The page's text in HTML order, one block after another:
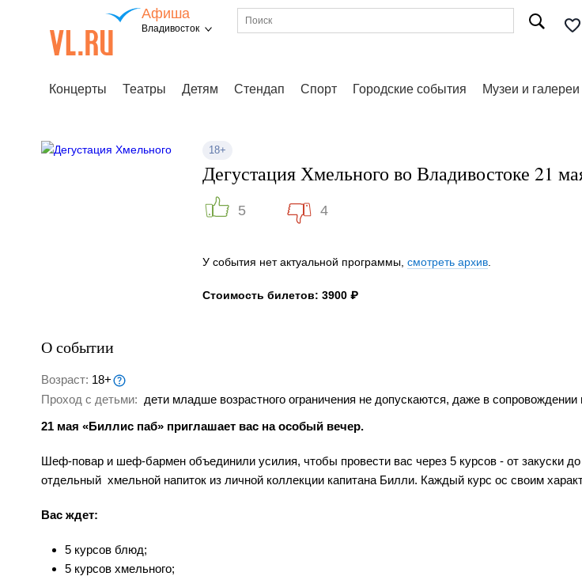
Афиша
Владивосток
Концерты Театры Детям Стендап Спорт Городские события Музеи и галереи
18+
Дегустация Хмельного во Владивостоке 21
5 4
У события нет актуальной программы, смотреть архив
Стоимость билетов: 3900 ₽
О событии
Возраст: 18+
Проход с детьми: дети младше возрастного ограничения не допускаются, даже в сопровождении
21 мая «Биллис паб» приглашает вас на особый вечер.
Шеф-повар и шеф-бармен объединили усилия, чтобы провести вас через 5 курсов - от закуски
отдельный хмельной напиток из личной коллекции капитана Билли. Каждый курс ос своим
Вас ждет:
5 курсов блюд;
5 курсов хмельного;